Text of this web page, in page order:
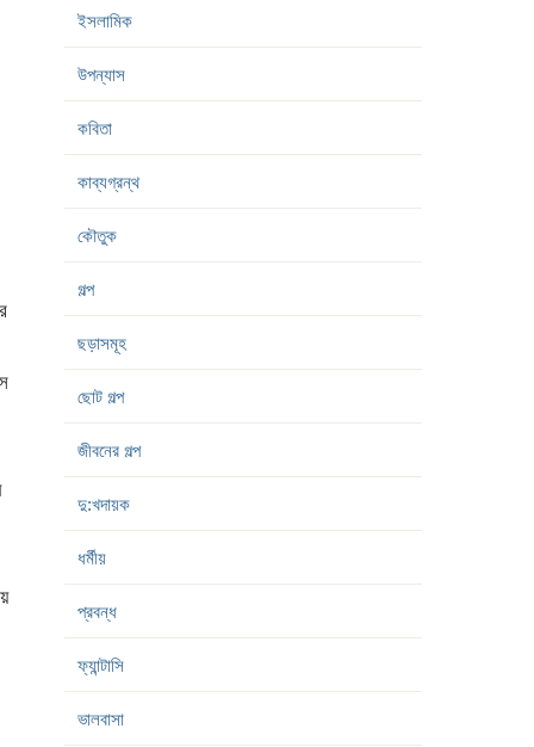
ইসলামিক
উপন্যাস
কবিতা
কাব্যগ্রন্থ
কৌতুক
গল্প
ছড়াসমূহ
ছোট গল্প
জীবনের গল্প
দু:খদায়ক
ধর্মীয়
প্রবন্ধ
ফ্যান্টাসি
ভালবাসা